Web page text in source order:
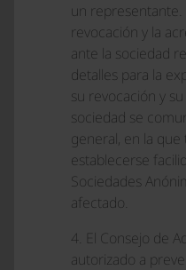
un representante.
revocación y la
ante la sociedad
detalles para la
su revocación y
sociedad se
general, en la
establecerse
Sociedades
afectado.
4. El Consejo de
autorizado a